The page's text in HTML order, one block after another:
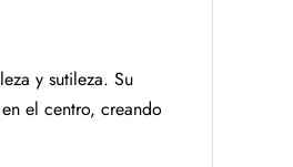
y sutileza. Su
el centro, creando